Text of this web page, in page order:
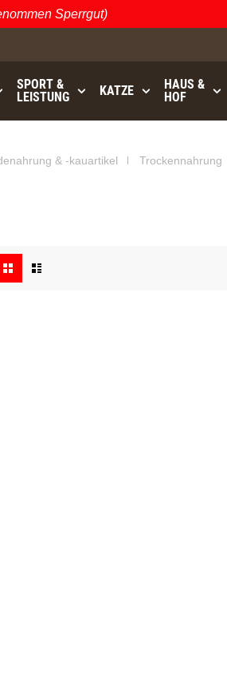
Sperrgut)
SPORT &
LEISTUNG
KATZE
HAUS &
HOF
& -kauartikel Trockennahrung
als